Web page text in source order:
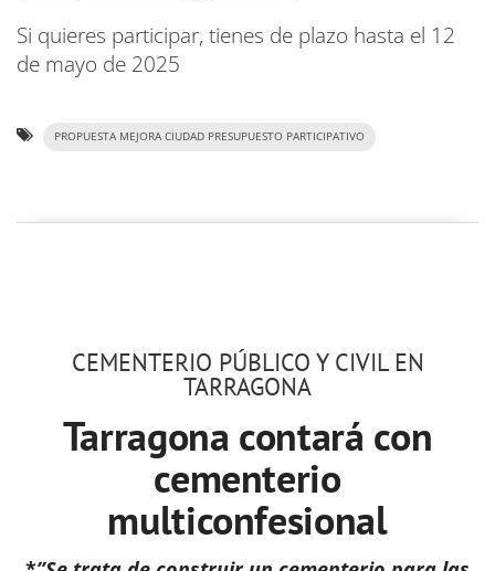
Si quieres participar, tienes de plazo hasta el 12
de mayo de 2025
PROPUESTA MEJORA CIUDAD PRESUPUESTO PARTICIPATIVO
CEMENTERIO PÚBLICO Y CIVIL EN
TARRAGONA
Tarragona contará con
cementerio
multiconfesional